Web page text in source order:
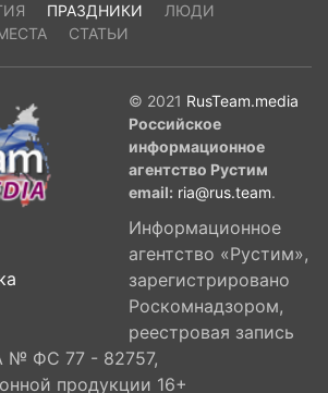
ПРАЗДНИКИ
ЛЮДИ
СТАТЬИ
© 2021 RusTeam.media
Российское
информационное
агентство Рустим
email: ria@rus.team.
Информационное
агентство «Рустим»,
зарегистрировано
Роскомнадзором,
реестровая запись
№ ФС 77 - 82757,
продукции 16+